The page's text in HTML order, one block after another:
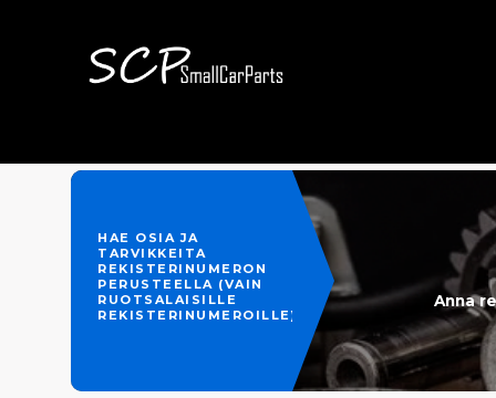
HAE OSIA JA
TARVIKKEITA
REKISTERINUMERON
PERUSTEELLA (VAIN
RUOTSALAISILLE
REKISTERINUMEROILLE)
Anna